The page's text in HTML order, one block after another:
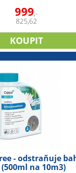
999,-
825,62
- odstraňuje
na 10m3)